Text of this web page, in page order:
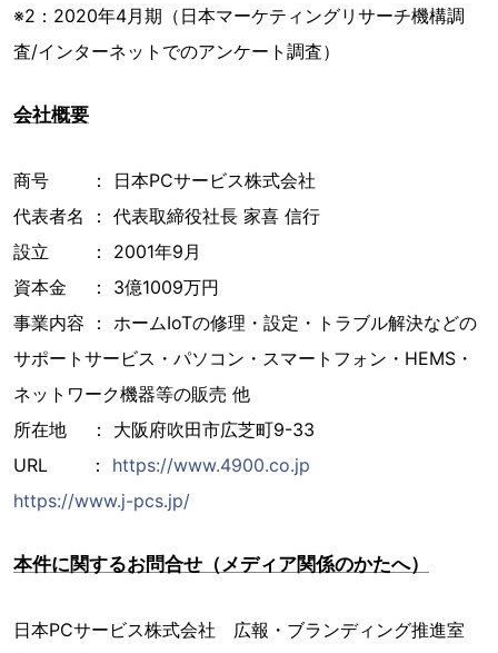
※2：2020年4月期（日本マーケティングリサーチ機構調
査/インターネットでのアンケート調査）
会社概要
商号 ： 日本PCサービス株式会社
代表者名 ： 代表取締役社長 家喜 信行
設⽴ ： 2001年9月
資本金 ： 3億1009万円
事業内容 ： ホームIoTの修理・設定・トラブル解決などの
サポートサービス・パソコン・スマートフォン・HEMS・
ネットワーク機器等の販売 他
所在地 ： 大阪府吹田市広芝町9-33
URL ： https://www.4900.co.jp
https://www.j-pcs.jp/
本件に関するお問合せ（メディア関係のかたへ）
日本PCサービス株式会社 広報・ブランディング推進室